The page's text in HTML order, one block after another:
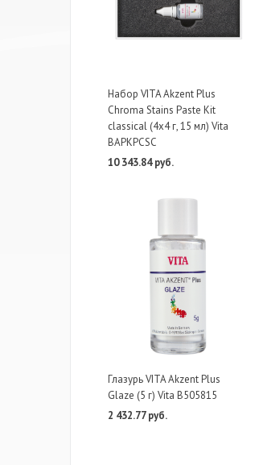
Набор VITA Akzent Plus
Chroma Stains Paste Kit
classical (4х4 г, 15 мл) Vita
BAPKPCSC
10 343.84 руб.
Глазурь VITA Akzent Plus
Glaze (5 г) Vita B505815
2 432.77 руб.